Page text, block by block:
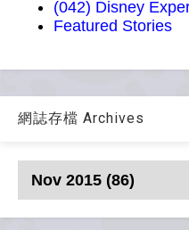
(042) Disney
Featured Stories
網誌存檔 Archives